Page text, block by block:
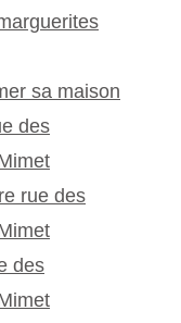
sa maison
des
rue des
des